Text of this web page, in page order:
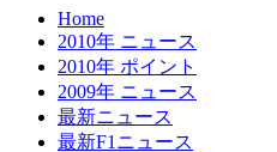
Home
2010年 ニュース
2010年 ポイント
2009年 ニュース
最新ニュース
最新F1ニュース